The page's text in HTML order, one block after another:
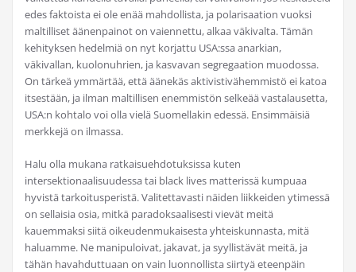
edes faktoista ei ole enää mahdollista, ja polarisaation vuoksi
maltilliset äänenpainot on vaiennettu, alkaa väkivalta. Tämän
kehityksen hedelmiä on nyt korjattu USA:ssa anarkian,
väkivallan, kuolonuhrien, ja kasvavan segregaation muodossa.
On tärkeä ymmärtää, että äänekäs aktivistivähemmistö ei katoa
itsestään, ja ilman maltillisen enemmistön selkeää vastalausetta,
USA:n kohtalo voi olla vielä Suomellakin edessä. Ensimmäisiä
merkkejä on ilmassa.
Halu olla mukana ratkaisuehdotuksissa kuten
intersektionaalisuudessa tai black lives matterissä kumpuaa
hyvistä tarkoitusperistä. Valitettavasti näiden liikkeiden ytimessä
on sellaisia osia, mitkä paradoksaalisesti vievät meitä
kauemmaksi siitä oikeudenmukaisesta yhteiskunnasta, mitä
haluamme. Ne manipuloivat, jakavat, ja syyllistävät meitä, ja
tähän havahduttuaan on vain luonnollista siirtyä eteenpäin